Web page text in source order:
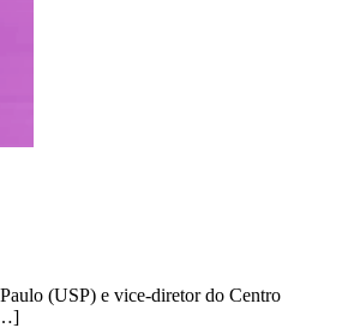
(USP) e vice-diretor do Centro